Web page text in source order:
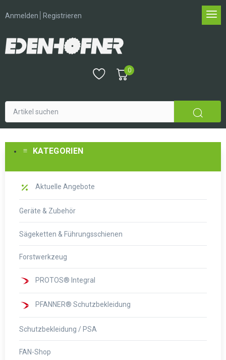
Anmelden Registrieren
0
KATEGORIEN
Aktuelle Angebote
Geräte & Zubehör
Sägeketten & Führungsschienen
Forstwerkzeug
PROTOS® Integral
PFANNER® Schutzbekleidung
Schutzbekleidung / PSA
FAN-Shop